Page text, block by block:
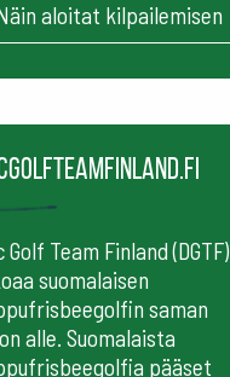
aloitat kilpailemisen
Golf Team Finland (DGTF)
suomalaisen
saman
alle. Suomalaista
pääset